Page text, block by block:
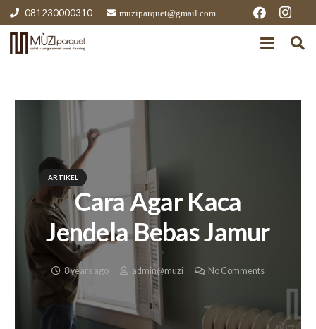
081230000310 muziparquet@gmail.com
ARTIKEL
Cara Agar Kaca
Jendela Bebas Jamur
8 years ago admin@muzi No Comments